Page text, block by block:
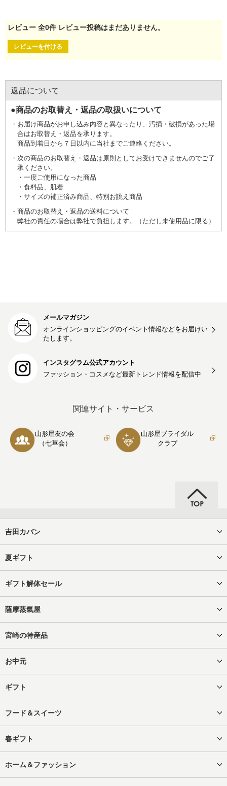
レビュー 全0件 レビュー投稿はまだありません。
レビューを付ける
返品について
●商品のお取替え・返品の取扱いについて
お届け商品がお申し込み内容と異なったり、汚損・破損があった場
合はお取替え・返品を承ります。
商品到着日から７日以内に当社までご連絡ください。
次の商品のお取替え・返品は原則としてお受けできませんのでご了
承ください。
一度ご使用になった商品
食料品、肌着
サイズの補正済み商品、特別お誂え商品
商品のお取替え・返品の送料について
弊社の責任の場合は弊社で負担します。（ただし未使用品に限る）
メールマガジン
オンラインショッピングのイベント情報などをお届けい
たします。
インスタグラム公式アカウント
ファッション・コスメなど最新トレンド情報を配信中
関連サイト・サービス
山形屋友の会
（七草会）
山形屋ブライダル
クラブ
吉田カバン
夏ギフト
ギフト解体セール
薩摩蒸氣屋
宮崎の特産品
お中元
ギフト
フード＆スイーツ
春ギフト
ホーム＆ファッション